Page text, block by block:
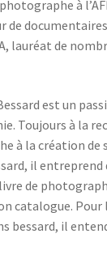
à
de
lauréat de
est un
Toujours à la
à la création
il entreprend
de
catalogue. Pour
bessard, il